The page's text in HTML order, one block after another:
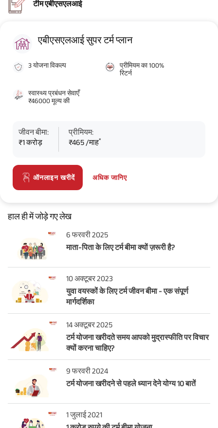
टीम एबीएसएलआई
एबीएसएलआई सुपर टर्म प्लान
3 योजना विकल्प
प्रीमियम का 100%
रिटर्न
स्वास्थ्य प्रबंधन सेवाएँ
₹46000 मूल्य की
जीवन बीमा:
₹1 करोड़
प्रीमियम:
₹465 /माह*
ऑनलाइन खरीदें अधिक जानिए
हाल ही में जोड़े गए लेख
6 फरवरी 2025
माता-पिता के लिए टर्म बीमा क्यों ज़रूरी है?
10 अक्टूबर 2023
युवा वयस्कों के लिए टर्म जीवन बीमा - एक संपूर्ण
मार्गदर्शिका
14 अक्टूबर 2025
टर्म योजना खरीदते समय आपको मुद्रास्फीति पर विचार
क्यों करना चाहिए?
9 फरवरी 2024
टर्म योजना खरीदने से पहले ध्यान देने योग्य 10 बातें
1 जुलाई 2021